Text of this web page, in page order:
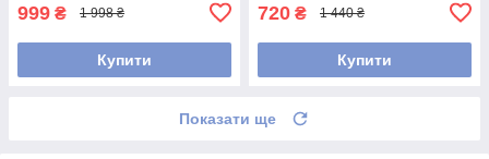
999 ₴ 1 998 ₴
Купити
720 ₴ 1 440 ₴
Купити
Показати ще